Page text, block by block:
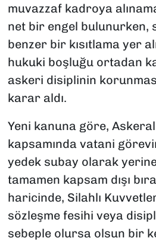
muvazzaf kadroya
net bir engel bulunurken,
benzer bir kısıtlama yer
hukuki boşluğu ortadan
askeri disiplinin
karar aldı.
Yeni kanuna göre,
kapsamında vatani
yedek subay olarak
tamamen kapsam dışı
haricinde, Silahlı
sözleşme fesihi veya
sebeple olursa olsun bir